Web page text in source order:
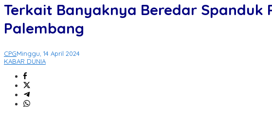
Terkait Banyaknya Beredar Spanduk
Palembang
CPGMinggu, 14 April 2024
KABAR DUNIA